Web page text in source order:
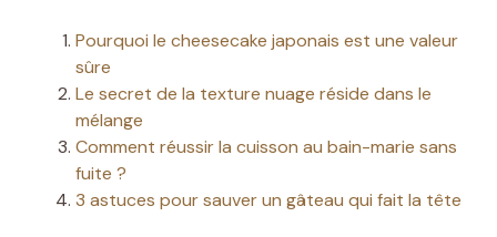
Pourquoi le cheesecake japonais est une valeur
sûre
Le secret de la texture nuage réside dans le
mélange
Comment réussir la cuisson au bain-marie sans
fuite ?
3 astuces pour sauver un gâteau qui fait la tête